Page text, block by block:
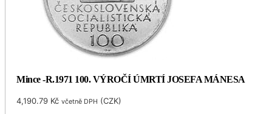
Mince -R.1971 100. VÝROČÍ ÚMRTÍ JOSEFA MÁNESA
4,190.79 Kč včetně DPH (CZK)